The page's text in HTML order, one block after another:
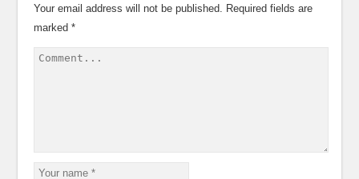
Your email address will not be published. Required fields are
marked*